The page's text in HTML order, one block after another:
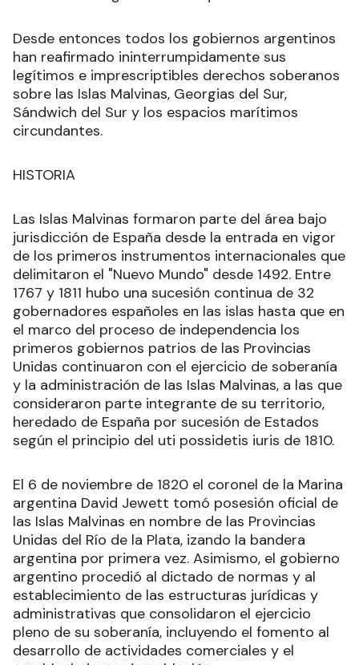
Desde entonces todos los gobiernos argentinos
han reafirmado ininterrumpidamente sus
legítimos e imprescriptibles derechos soberanos
sobre las Islas Malvinas, Georgias del Sur,
Sándwich del Sur y los espacios marítimos
circundantes.
HISTORIA
Las Islas Malvinas formaron parte del área bajo
jurisdicción de España desde la entrada en vigor
de los primeros instrumentos internacionales que
delimitaron el "Nuevo Mundo" desde 1492. Entre
1767 y 1811 hubo una sucesión continua de 32
gobernadores españoles en las islas hasta que en
el marco del proceso de independencia los
primeros gobiernos patrios de las Provincias
Unidas continuaron con el ejercicio de soberanía
y la administración de las Islas Malvinas, a las que
consideraron parte integrante de su territorio,
heredado de España por sucesión de Estados
según el principio del uti possidetis iuris de 1810.
El 6 de noviembre de 1820 el coronel de la Marina
argentina David Jewett tomó posesión oficial de
las Islas Malvinas en nombre de las Provincias
Unidas del Río de la Plata, izando la bandera
argentina por primera vez. Asimismo, el gobierno
argentino procedió al dictado de normas y al
establecimiento de las estructuras jurídicas y
administrativas que consolidaron el ejercicio
pleno de su soberanía, incluyendo el fomento al
desarrollo de actividades comerciales y el